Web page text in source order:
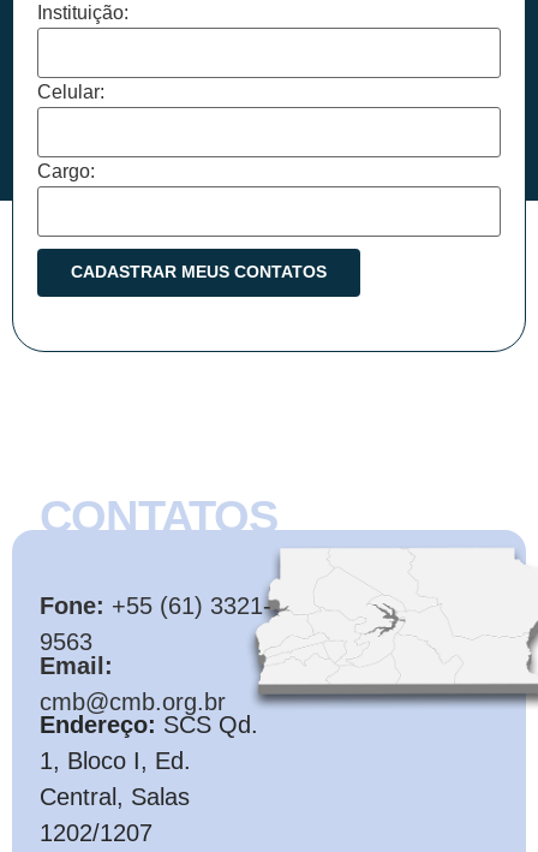
Instituição:
Celular:
Cargo:
CONTATOS
Fone: +55 (61) 3321-
9563
Email:
cmb@cmb.org.br
Endereço: SCS Qd.
1, Bloco I, Ed.
Central, Salas
1202/1207